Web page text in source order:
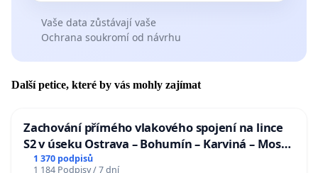
Vaše data zůstávají vaše
Ochrana soukromí od návrhu
Další petice, které by vás mohly zajímat
Zachování přímého vlakového spojení na lince
S2 v úseku Ostrava – Bohumín – Karviná – Mosty
u Jablunkova
1 370 podpisů
1 184 Podpisy / 7 dní